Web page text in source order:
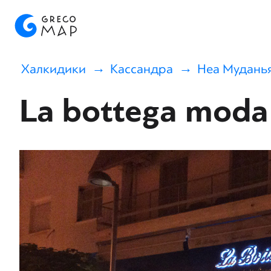
Халкидики Кассандра Неа
La bottega